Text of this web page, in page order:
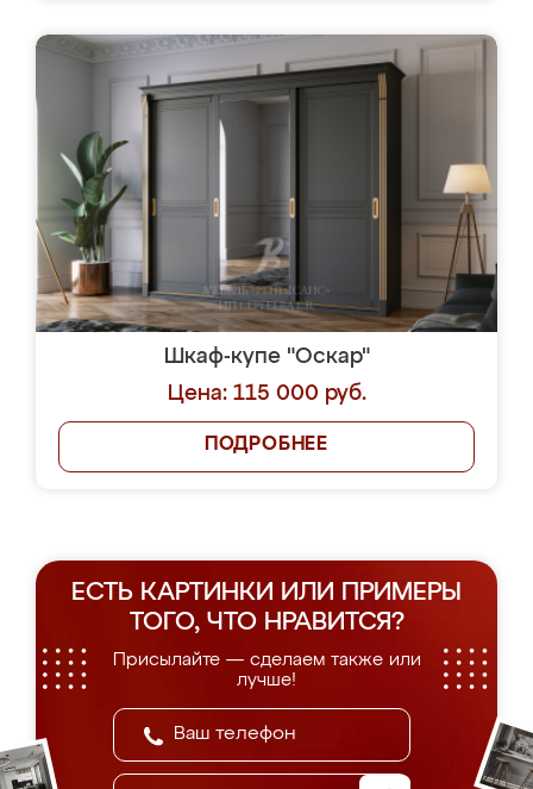
Шкаф-купе "Оскар"
Цена: 115 000 руб.
ПОДРОБНЕЕ
ЕСТЬ КАРТИНКИ ИЛИ ПРИМЕРЫ
ТОГО, ЧТО НРАВИТСЯ?
Присылайте — сделаем также или
лучше!